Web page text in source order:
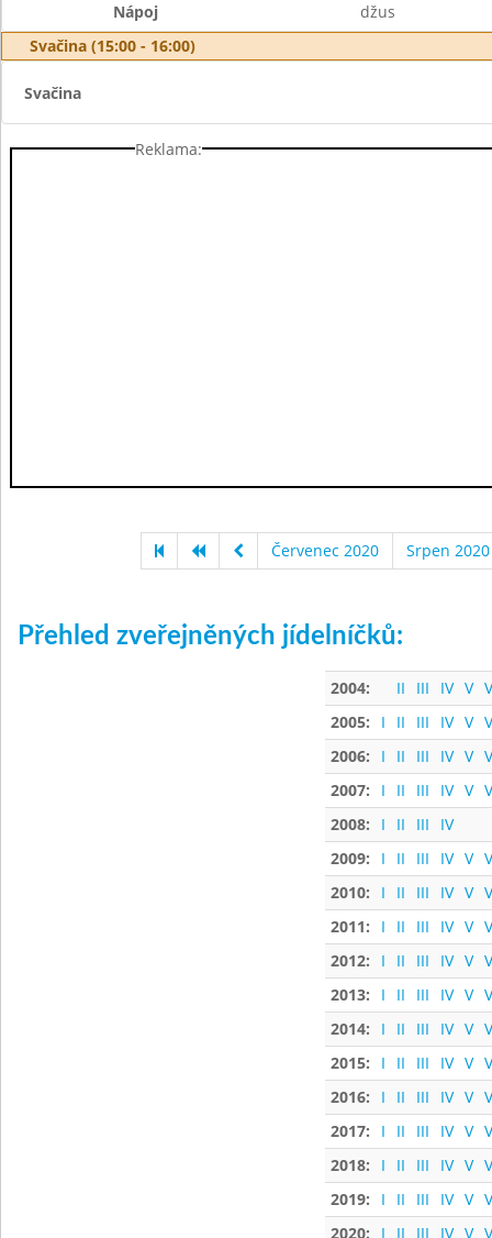
Nápoj
džus
Svačina (15:00 - 16:00)
Svačina
Reklama:
Červenec 2020 Srpen 2020
Přehled zveřejněných jídelníčků:
2004: II III IV V
2005:
I II III IV V
2006:
I II III IV V
2007:
I II III IV V
2008:
I II III
IV
2009:
I II III IV V
2010:
I II III IV V
2011:
I II III IV V
2012:
I II III IV V
2013:
I II III IV V
2014:
I II III IV V
2015:
I II III IV V
2016:
I II III IV V
2017:
I II III IV V
2018:
I II III IV V
2019:
I II III IV V
2020:
I II III IV V